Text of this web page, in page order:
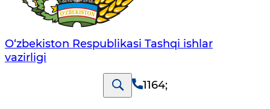
O‘zbеkistоn Rеspublikаsi Tashqi ishlаr
vаzirligi
1164;